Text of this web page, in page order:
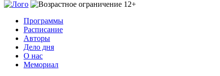
Программы
Расписание
Авторы
Дело дня
О нас
Мемориал